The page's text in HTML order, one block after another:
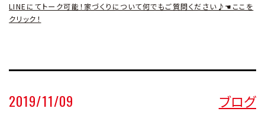
LINEにてトーク可能！家づくりについて何でもご質問ください♪☚ここを
クリック！
2019/11/09 ブログ